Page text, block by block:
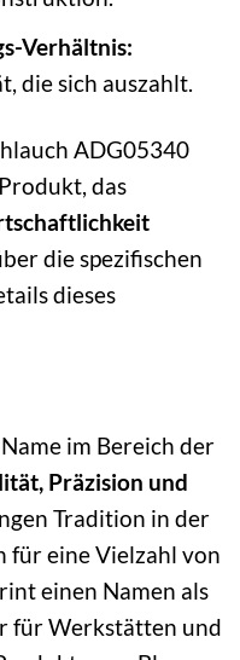
Verhältnis:
die sich auszahlt.
ADG05340
das
die spezifischen
dieses
im Bereich der
Präzision und
Tradition in der
für eine Vielzahl von
einen Namen als
für Werkstätten und